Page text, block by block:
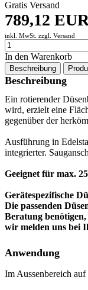
Gratis Versand
789,12
inkl. MwSt. zzgl. Versand
In den Warenkorb
Beschreibung
Beschreibung
Ein rotierender
wird, erzielt eine
gegenüber der
Ausführung in
integrierter.
Geeignet für max.
Gerätespezifische
Die passenden
Beratung
wir melden uns bei
Anwendung
Im Aussenbereich